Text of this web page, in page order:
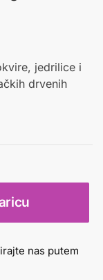
jedrilice i
drvenih
nas putem